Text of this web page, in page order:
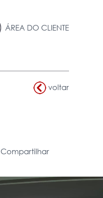
ÁREA DO CLIENTE
voltar
Compartilhar